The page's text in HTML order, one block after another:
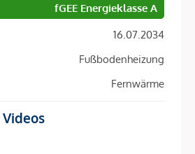
Auch das VILLAGE IM
Reihe innovativer Projekte ein.
die einzelnen Gebäude miteinander
effizient gesteuert
fGEE Energieklasse A
16.07.2034
Fußbodenheizung
Fernwärme